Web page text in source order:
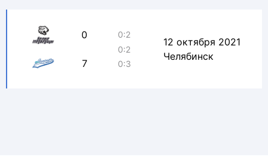
0
7
0:2
0:2
0:3
12 октября 2021
Челябинск